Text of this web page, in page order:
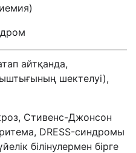
айтқанда,
шектелуі),
Стивенс-Джонсон
DRESS-синдромы
білінулермен бірге